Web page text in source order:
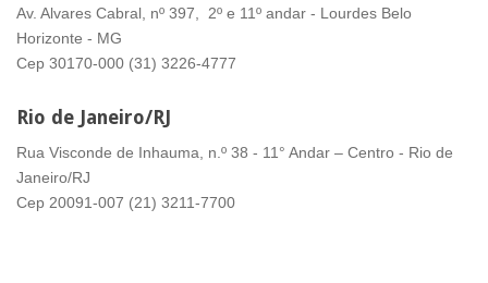
Av. Alvares Cabral, nº 397, 2º e 11º andar - Lourdes Belo
Horizonte - MG
Cep 30170-000 (31) 3226-4777
Rio de Janeiro/RJ
Rua Visconde de Inhauma, n.º 38 - 11° Andar – Centro - Rio de
Janeiro/RJ
Cep 20091-007 (21) 3211-7700